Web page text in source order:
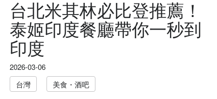
台北米其林必比登推薦！
泰姬印度餐廳帶你一秒到
印度
2026-03-06
台灣
美食・酒吧